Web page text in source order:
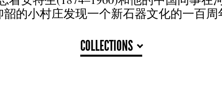
韶的小村庄发现一个新石器文化的一百周
COLLECTIONS